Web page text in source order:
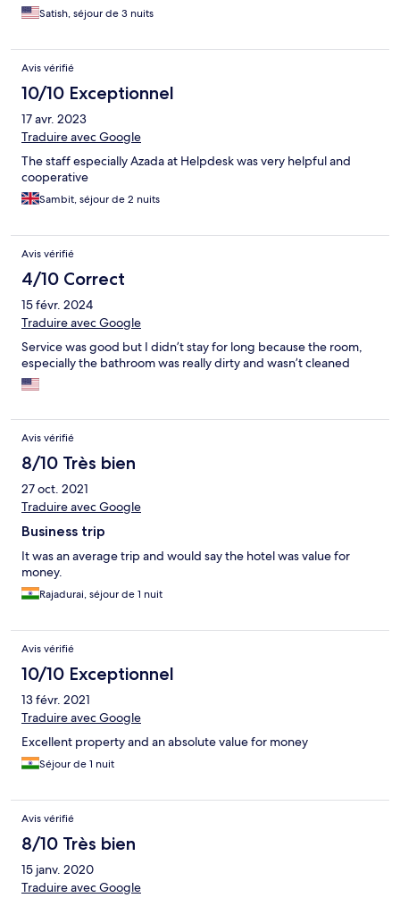
Satish, séjour de 3 nuits
Avis vérifié
10/10 Exceptionnel
17 avr. 2023
Traduire avec Google
The staff especially Azada at Helpdesk was very helpful and
cooperative
Sambit, séjour de 2 nuits
Avis vérifié
4/10 Correct
15 févr. 2024
Traduire avec Google
Service was good but I didn’t stay for long because the room,
especially the bathroom was really dirty and wasn’t cleaned
Avis vérifié
8/10 Très bien
27 oct. 2021
Traduire avec Google
Business trip
It was an average trip and would say the hotel was value for
money.
Rajadurai, séjour de 1 nuit
Avis vérifié
10/10 Exceptionnel
13 févr. 2021
Traduire avec Google
Excellent property and an absolute value for money
Séjour de 1 nuit
Avis vérifié
8/10 Très bien
15 janv. 2020
Traduire avec Google